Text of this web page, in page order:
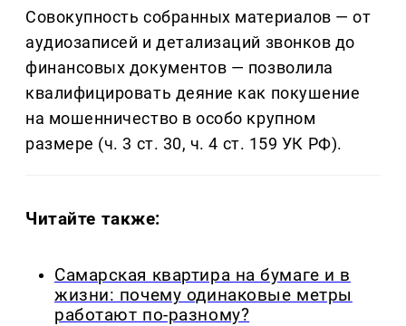
Совокупность собранных материалов — от
аудиозаписей и детализаций звонков до
финансовых документов — позволила
квалифицировать деяние как покушение
на мошенничество в особо крупном
размере (ч. 3 ст. 30, ч. 4 ст. 159 УК РФ).
Читайте также:
Самарская квартира на бумаге и в
жизни: почему одинаковые метры
работают по-разному?